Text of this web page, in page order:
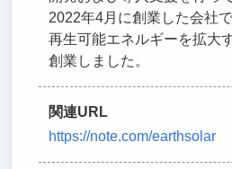
2022年4月に創業した会社で
再生可能エネルギーを拡大
創業しました。
関連URL
https://note.com/earthsolar